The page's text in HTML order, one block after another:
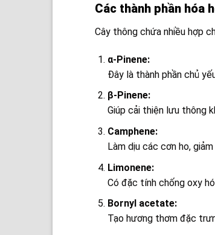
Các thành phần hóa
Cây thông chứa nhiều hợp
α-Pinene:
Đây là thành phần chủ
β-Pinene:
Giúp cải thiện lưu thông
Camphene:
Làm dịu các cơn ho,
Limonene:
Có đặc tính chống oxy
Bornyl acetate:
Tạo hương thơm đặc